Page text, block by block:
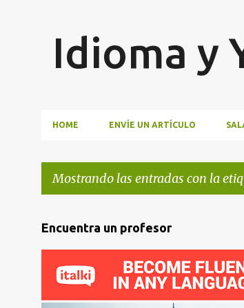
Idioma y
HOME ENVÍE UN ARTÍCULO
Mostrando las entradas con la
E
n
Encuentra un profesor